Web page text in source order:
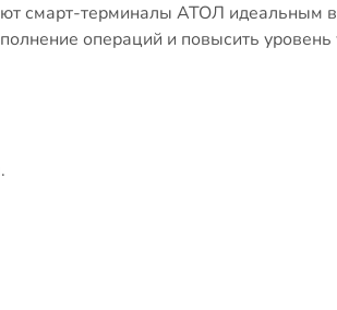
смарт-терминалы АТОЛ идеальным
операций и повысить